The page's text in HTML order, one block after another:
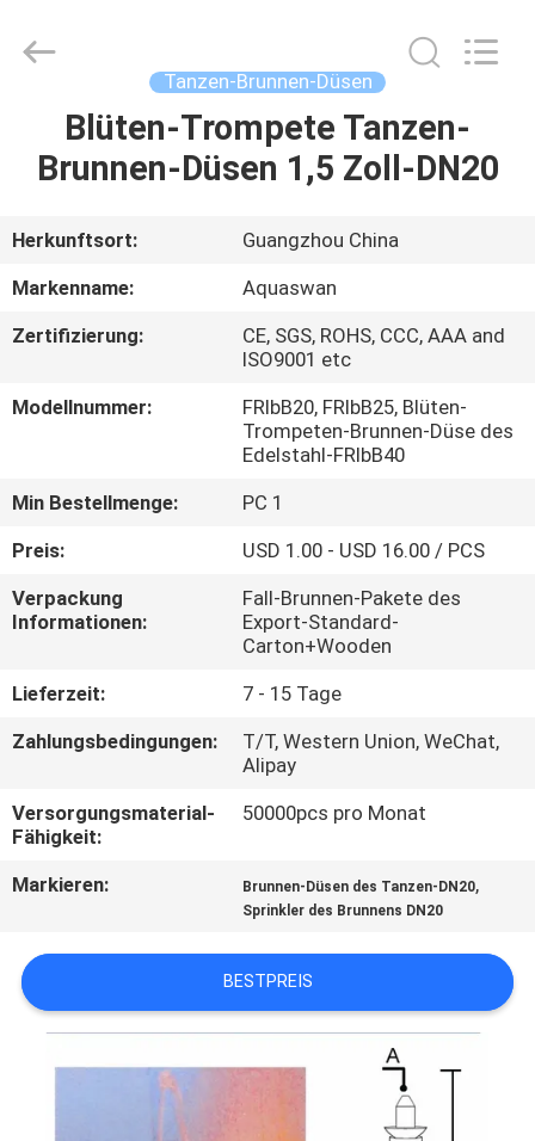
HAUS
ÜBER
UNS
FABRIK-
QUALITÄTSKONTROLLE
TRETEN
SIE
UNS
IN
FORDERN
EIN
ZITAT
NEWS
co,.ltd.
Tanzen-Brunnen-Düsen
Blüten-Trompete Tanzen-
Brunnen-Düsen 1,5 Zoll-DN20
Herkunftsort:
Guangzhou China
Markenname:
Aquaswan
Zertifizierung:
CE, SGS, ROHS, CCC, AAA and
ISO9001 etc
Modellnummer:
FRIbB20, FRIbB25, Blüten-
Trompeten-Brunnen-Düse des
Edelstahl-FRIbB40
Min Bestellmenge:
PC 1
Preis:
USD 1.00 - USD 16.00 / PCS
Verpackung
Informationen:
Fall-Brunnen-Pakete des
Export-Standard-
Carton+Wooden
Lieferzeit:
7 - 15 Tage
Zahlungsbedingungen:
T/T, Western Union, WeChat,
Alipay
Versorgungsmaterial-
Fähigkeit:
50000pcs pro Monat
Markieren: Brunnen-Düsen des Tanzen-DN20,
Sprinkler des Brunnens DN20
BESTPREIS